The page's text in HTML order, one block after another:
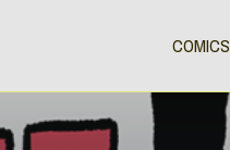
COMICS